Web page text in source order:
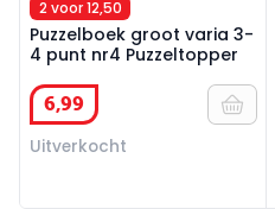
2 voor 12,50
Puzzelboek groot varia 3-
4 punt nr4 Puzzeltopper
6,99
Uitverkocht